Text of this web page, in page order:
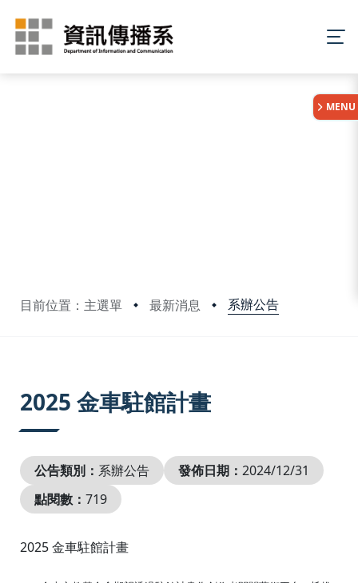
目前位置：主選單 最新消息 系辦公告
MENU
2025 金車駐館計畫
公告類別： 系辦公告 發佈日期： 2024/12/31
點閱數： 719
2025 金車駐館計畫